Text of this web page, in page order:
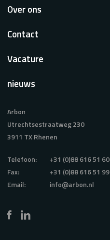
Over ons
Contact
Vacature
nieuws
Arbon
Utrechtsestraatweg 230
3911 TX Rhenen
Telefoon:
+31 (0)88 616 51 60
Fax:
+31 (0)88 616 51 99
Email:
info@arbon.nl